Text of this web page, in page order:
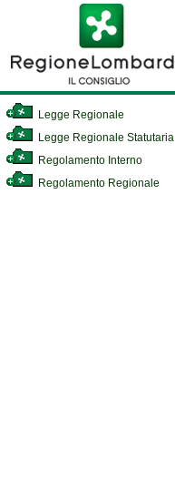
Legge Regionale
Legge Regionale Statutaria
Regolamento Interno
Regolamento Regionale